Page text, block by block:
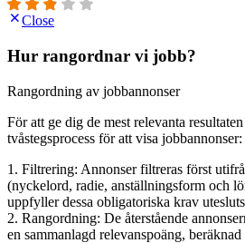
Close
Hur rangordnar vi jobb?
Rangordning av jobbannonser
För att ge dig de mest relevanta
tvåstegsprocess för att visa jobbannonser:
1. Filtrering: Annonser filtreras först
(nyckelord, radie, anställningsform och
uppfyller dessa obligatoriska krav
2. Rangordning: De återstående
en sammanlagd relevanspoäng,